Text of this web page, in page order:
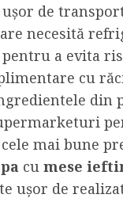
ușor de
necesită
a evita
cu
din
mai bune
cu mese
ușor de